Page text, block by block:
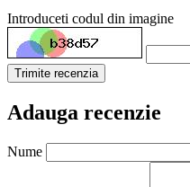
Introduceti codul din imagine
Trimite recenzia
Adauga recenzie
Nume